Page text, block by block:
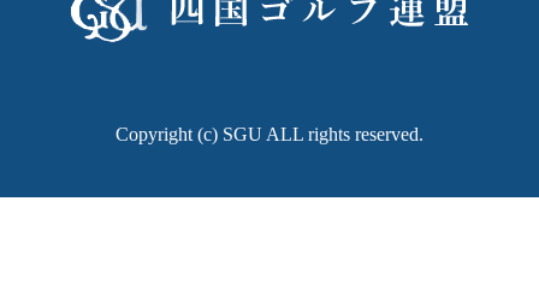
Copyright (c) SGU ALL rights reserved.